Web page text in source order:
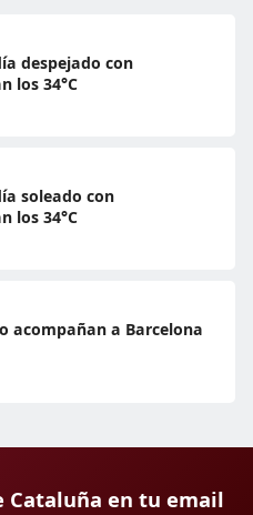
despejado con
los 34°C
soleado con
los 34°C
acompañan a Barcelona
Cataluña en tu email